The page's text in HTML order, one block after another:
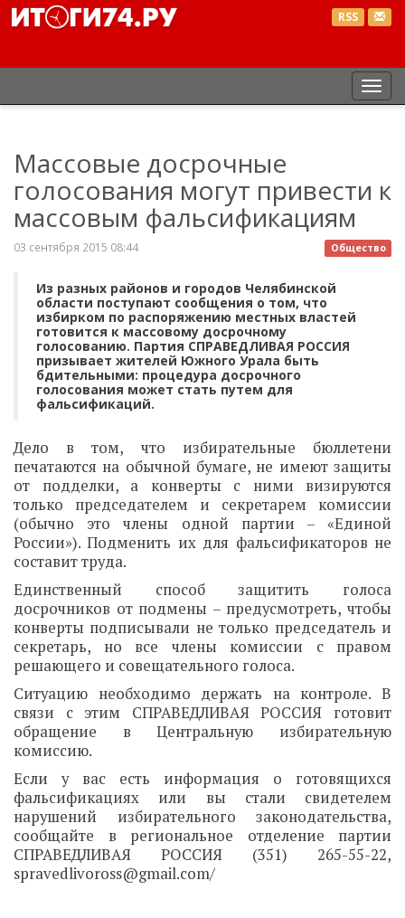
RSS
Массовые досрочные
голосования могут привести к
массовым фальсификациям
Общество
03 сентября 2015 08:44
Из разных районов и городов Челябинской
области поступают сообщения о том, что
избирком по распоряжению местных властей
готовится к массовому досрочному
голосованию. Партия СПРАВЕДЛИВАЯ РОССИЯ
призывает жителей Южного Урала быть
бдительными: процедура досрочного
голосования может стать путем для
фальсификаций.
Дело в том, что избирательные бюллетени
печатаются на обычной бумаге, не имеют защиты
от подделки, а конверты с ними визируются
только председателем и секретарем комиссии
(обычно это члены одной партии – «Единой
России»). Подменить их для фальсификаторов не
составит труда.
Единственный способ защитить голоса
досрочников от подмены – предусмотреть, чтобы
конверты подписывали не только председатель и
секретарь, но все члены комиссии с правом
решающего и совещательного голоса.
Ситуацию необходимо держать на контроле. В
связи с этим СПРАВЕДЛИВАЯ РОССИЯ готовит
обращение в Центральную избирательную
комиссию.
Если у вас есть информация о готовящихся
фальсификациях или вы стали свидетелем
нарушений избирательного законодательства,
сообщайте в региональное отделение партии
СПРАВЕДЛИВАЯ РОССИЯ (351) 265-55-22,
spravedlivoross@gmail.com/